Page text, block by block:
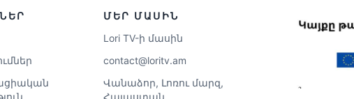
ՄԵՐ ՄԱՍԻՆ
Lori TV-ի մասին
contact@loritv.am
Վանաձոր, Լոռու մարզ,